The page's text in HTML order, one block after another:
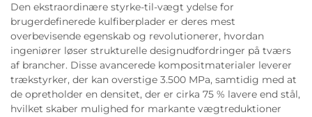
Den ekstraordinære styrke-til-vægt ydelse for
brugerdefinerede kulfiberplader er deres mest
overbevisende egenskab og revolutionerer, hvordan
ingeniører løser strukturelle designudfordringer på tværs
af brancher. Disse avancerede kompositmaterialer leverer
trækstyrker, der kan overstige 3.500 MPa, samtidig med at
de opretholder en densitet, der er cirka 75 % lavere end stål,
hvilket skaber mulighed for markante vægtreduktioner